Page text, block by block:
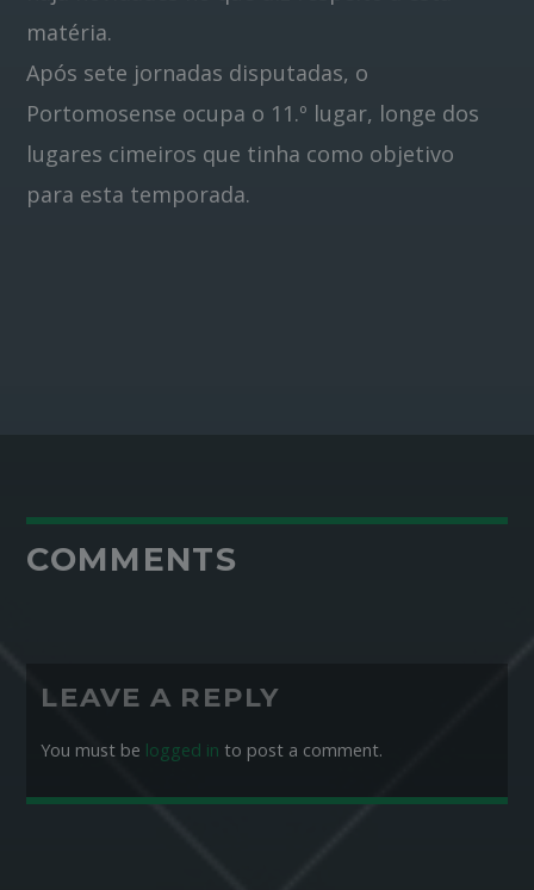
matéria.
Após sete jornadas disputadas, o
Portomosense ocupa o 11.º lugar, longe dos
lugares cimeiros que tinha como objetivo
para esta temporada.
COMMENTS
LEAVE A REPLY
You must be logged in to post a comment.